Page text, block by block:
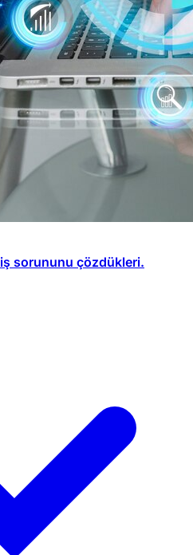
sorununu çözdükleri.